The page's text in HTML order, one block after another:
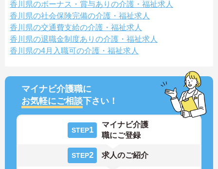
香川県のボーナス・賞与ありの介護・福祉求人
香川県の社会保険完備の介護・福祉求人
香川県の交通費支給の介護・福祉求人
香川県の退職金制度ありの介護・福祉求人
香川県の4月入職可の介護・福祉求人
マイナビ介護職に
お気軽にご相談下さい！
STEP1
マイナビ介護
職にご登録
STEP2 求人のご紹介